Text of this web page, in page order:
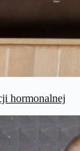
hormonalnej